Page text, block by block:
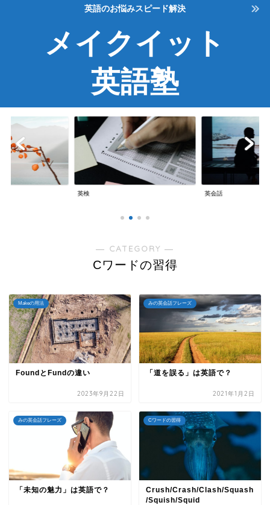
英語のお悩みスピード解決
メイクイット
英語塾
英検 英会話
― CATEGORY ―
Cワードの習得
Makeの用法
FoundとFundの違い
2023年9月22日
みの英会話フレーズ
「道を誤る」は英語で？
2021年1月2日
みの英会話フレーズ
「未知の魅力」は英語で？
Cワードの習得
Crush/Crash/Clash/Squash
/Squish/Squid